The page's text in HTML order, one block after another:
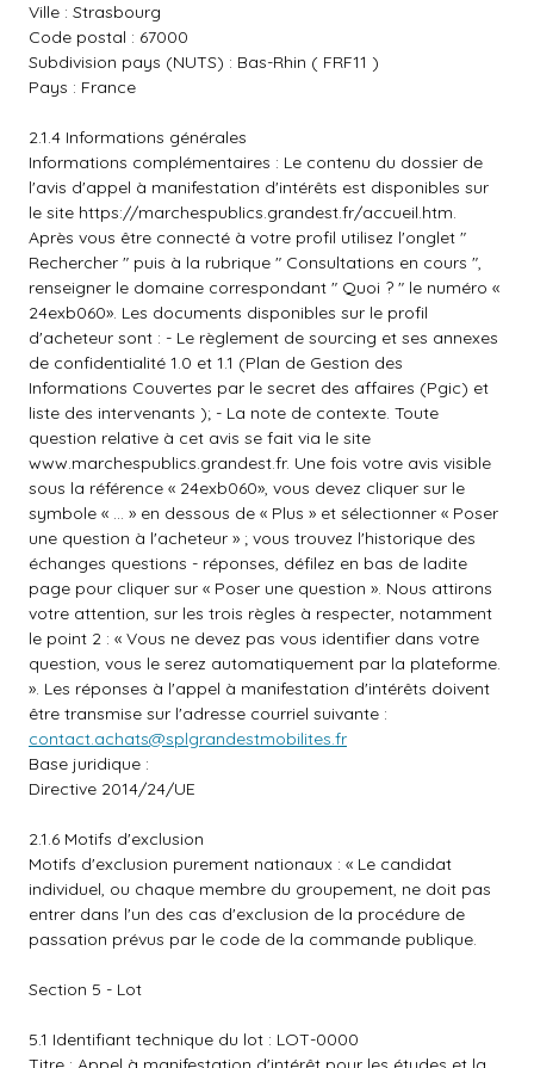
Ville : Strasbourg
Code postal : 67000
Subdivision pays (NUTS) : Bas-Rhin ( FRF11 )
Pays : France
2.1.4 Informations générales
Informations complémentaires : Le contenu du dossier de
l'avis d'appel à manifestation d'intérêts est disponibles sur
le site https://marchespublics.grandest.fr/accueil.htm.
Après vous être connecté à votre profil utilisez l'onglet "
Rechercher " puis à la rubrique " Consultations en cours ",
renseigner le domaine correspondant " Quoi ? " le numéro «
24exb060». Les documents disponibles sur le profil
d'acheteur sont : - Le règlement de sourcing et ses annexes
de confidentialité 1.0 et 1.1 (Plan de Gestion des
Informations Couvertes par le secret des affaires (Pgic) et
liste des intervenants ); - La note de contexte. Toute
question relative à cet avis se fait via le site
www.marchespublics.grandest.fr. Une fois votre avis visible
sous la référence « 24exb060», vous devez cliquer sur le
symbole « … » en dessous de « Plus » et sélectionner « Poser
une question à l'acheteur » ; vous trouvez l'historique des
échanges questions - réponses, défilez en bas de ladite
page pour cliquer sur « Poser une question ». Nous attirons
votre attention, sur les trois règles à respecter, notamment
le point 2 : « Vous ne devez pas vous identifier dans votre
question, vous le serez automatiquement par la plateforme.
». Les réponses à l'appel à manifestation d'intérêts doivent
être transmise sur l'adresse courriel suivante :
contact.achats@splgrandestmobilites.fr
Base juridique :
Directive 2014/24/UE
2.1.6 Motifs d'exclusion
Motifs d'exclusion purement nationaux : « Le candidat
individuel, ou chaque membre du groupement, ne doit pas
entrer dans l'un des cas d'exclusion de la procédure de
passation prévus par le code de la commande publique.
Section 5 - Lot
5.1 Identifiant technique du lot : LOT-0000